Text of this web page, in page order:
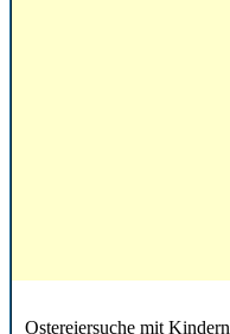
Ostereiersuche mit Kindern